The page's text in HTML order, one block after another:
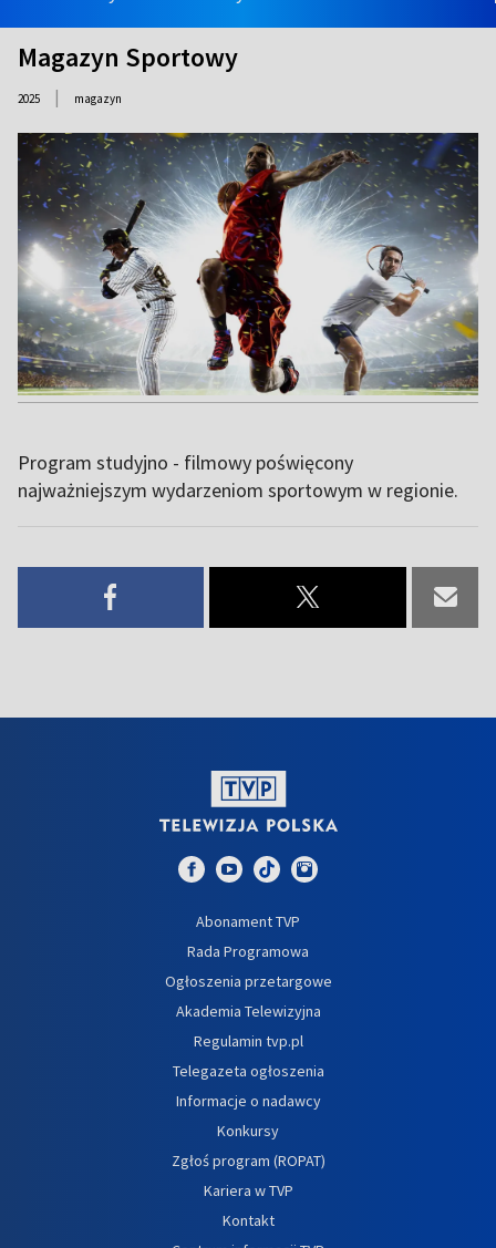
Magazyn Sportowy
2025 | magazyn
Program studyjno - filmowy poświęcony
najważniejszym wydarzeniom sportowym w regionie.
Abonament TVP
Rada Programowa
Ogłoszenia przetargowe
Akademia Telewizyjna
Regulamin tvp.pl
Telegazeta ogłoszenia
Informacje o nadawcy
Konkursy
Zgłoś program (ROPAT)
Kariera w TVP
Kontakt